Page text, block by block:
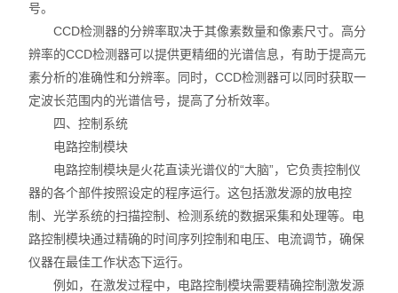
号。
CCD检测器的分辨率取决于其像素数量和像素尺寸。高分
辨率的CCD检测器可以提供更精细的光谱信息，有助于提高元
素分析的准确性和分辨率。同时，CCD检测器可以同时获取一
定波长范围内的光谱信号，提高了分析效率。
四、控制系统
电路控制模块
电路控制模块是火花直读光谱仪的“大脑”，它负责控制仪
器的各个部件按照设定的程序运行。这包括激发源的放电控
制、光学系统的扫描控制、检测系统的数据采集和处理等。电
路控制模块通过精确的时间序列控制和电压、电流调节，确保
仪器在最佳工作状态下运行。
例如，在激发过程中，电路控制模块需要精确控制激发源